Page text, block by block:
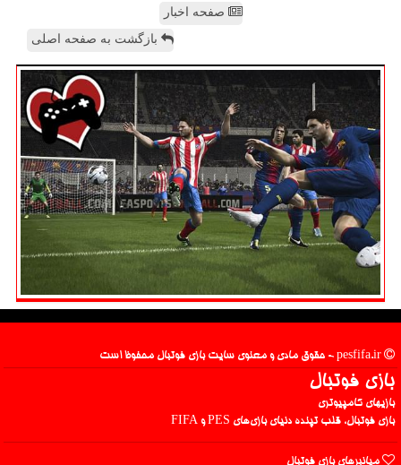
صفحه اخبار
بازگشت به صفحه اصلی
بازی فوتبال
بازیهای کامپیوتری
بازی فوتبال، قلب تپنده دنیای بازی‌های PES و FIFA
میانبرهای بازی فوتبال